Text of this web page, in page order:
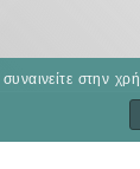
στην